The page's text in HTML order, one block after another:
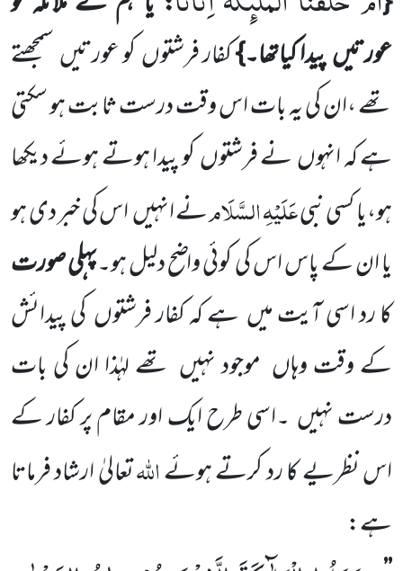
عورتیںپیدا کیاتھا۔}کفار فرشتوںکو عورتیں سمجھتے
تھے ،ان کی یہ بات اس وقت درست ثابت ہو سکتی
ہے کہ انہوںنے فرشتوںکو پیدا ہوتے ہوئے دیکھا
ہو،یا کسی نبیعَلَیْہِ السَّلَامنے انہیںاس کی خبر دی ہو
یا ان کے پاس اس کی کوئی واضح دلیل ہو۔پہلی صورت
کا رد اسی آیت میں ہے کہ کفار فرشتوںکی پیدائش
کے وقت وہاں موجود نہیں تھے لہٰذا ان کی بات
درست نہیں ۔اسی طرح ایک اور مقام پر کفار کے
اس نظریے کا رد کرتے ہوئےاللہتعالیٰ ارشاد فرماتا
ہے: